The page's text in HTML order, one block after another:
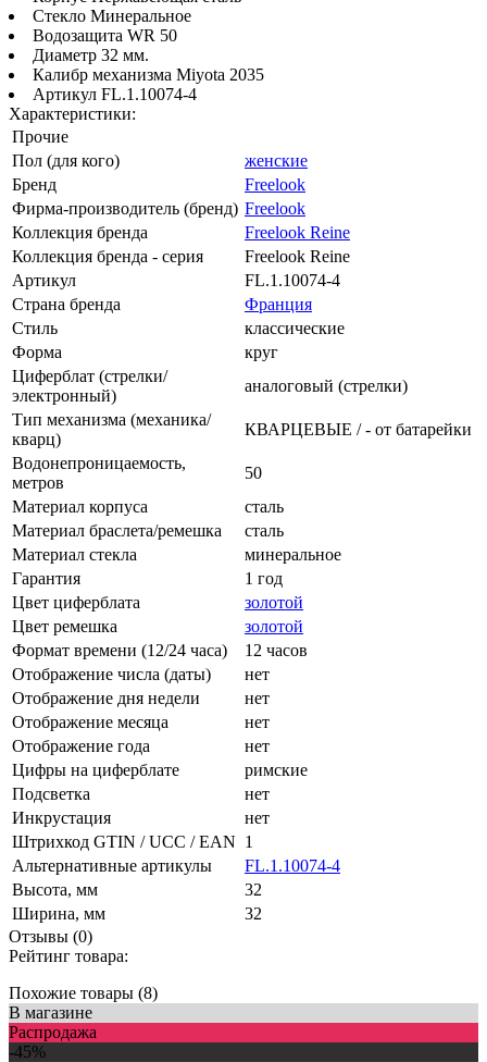
Стекло Минеральное
Водозащита WR 50
Диаметр 32 мм.
Калибр механизма Miyota 2035
Артикул FL.1.10074-4
Характеристики:
Прочие
Пол (для кого)
женские
Бренд
Freelook
Фирма-производитель (бренд) Freelook
Коллекция бренда
Freelook Reine
Коллекция бренда - серия
Freelook Reine
Артикул
FL.1.10074-4
Страна бренда
Франция
Стиль
классические
Форма
круг
Циферблат (стрелки/
электронный)
аналоговый (стрелки)
Тип механизма (механика/
кварц)
КВАРЦЕВЫЕ / - от батарейки
Водонепроницаемость,
метров
50
Материал корпуса
сталь
Материал браслета/ремешка
сталь
Материал стекла
минеральное
Гарантия
1 год
Цвет циферблата
золотой
Цвет ремешка
золотой
Формат времени (12/24 часа)
12 часов
Отображение числа (даты)
нет
Отображение дня недели
нет
Отображение месяца
нет
Отображение года
нет
Цифры на циферблате
римские
Подсветка
нет
Инкрустация
нет
Штрихкод GTIN / UCC / EAN 1
Альтернативные артикулы
FL.1.10074-4
Высота, мм
32
Ширина, мм
32
Отзывы (0)
Рейтинг товара:
Похожие товары (8)
В магазине
Распродажа
-45%